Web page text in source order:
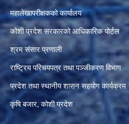
महालेखापरीक्षकको कार्यालय
कोशी प्रदेश सरकारको आधिकारिक पोर्टल
श्रम संसार प्रणाली
राष्ट्रिय परिचयपत्र तथा पञ्जीकरण विभाग
प्रदेश तथा स्थानीय शासन सहयोग कार्यक्रम
कृषि बजार, कोशी प्रदेश